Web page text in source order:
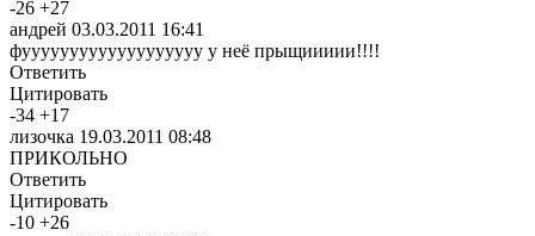
-26 +27
андрей 03.03.2011 16:41
фууууууууууууууууууу у неё прыщиииии!!!!
Ответить
Цитировать
-34 +17
лизочка 19.03.2011 08:48
ПРИКОЛЬНО
Ответить
Цитировать
-10 +26